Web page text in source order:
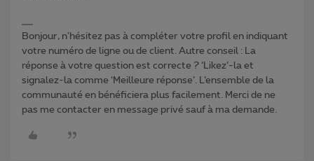
Bonjour, n'hésitez pas à compléter votre profil en indiquant
votre numéro de ligne ou de client. Autre conseil : La
réponse à votre question est correcte ? ‘Likez’-la et
signalez-la comme ‘Meilleure réponse’. L’ensemble de la
communauté en bénéficiera plus facilement. Merci de ne
pas me contacter en message privé sauf à ma demande.